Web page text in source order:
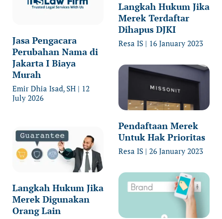
Jasa Pengacara
Perubahan Nama di
Jakarta I Biaya
Murah
Emir Dhia Isad, SH
12
July 2026
Langkah Hukum Jika
Merek Digunakan
Orang Lain
Langkah Hukum Jika
Merek Terdaftar
Dihapus DJKI
Resa IS 16 January 2023
Pendaftaan Merek
Untuk Hak Prioritas
Resa IS 26 January 2023